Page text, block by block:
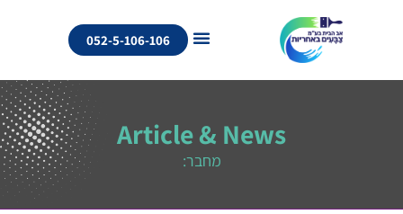
052-5-106-106
Article & News
מחבר: